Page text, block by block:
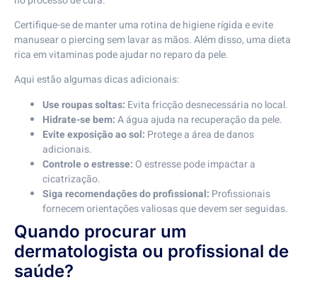
Certifique-se de manter uma rotina de higiene rígida e evite
manusear o piercing sem lavar as mãos. Além disso, uma dieta
rica em vitaminas pode ajudar no reparo da pele.
Aqui estão algumas dicas adicionais:
Use roupas soltas: Evita fricção desnecessária no local.
Hidrate-se bem:A água ajuda na recuperação da pele.
Evite exposição ao sol: Protege a área de danos
adicionais.
Controle o estresse: O estresse pode impactar a
cicatrização.
Siga recomendações do profissional: Profissionais
fornecem orientações valiosas que devem ser seguidas.
Quando procurar um
dermatologista ou profissional de
saúde?